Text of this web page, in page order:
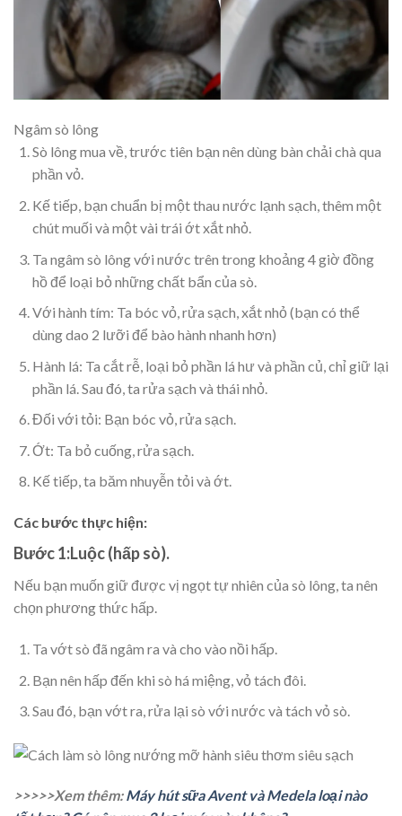
Ngâm sò lông
Sò lông mua về, trước tiên bạn nên dùng bàn chải chà qua
phần vỏ.
Kế tiếp, bạn chuẩn bị một thau nước lạnh sạch, thêm một
chút muối và một vài trái ớt xắt nhỏ.
Ta ngâm sò lông với nước trên trong khoảng 4 giờ đồng
hồ để loại bỏ những chất bẩn của sò.
Với hành tím: Ta bóc vỏ, rửa sạch, xắt nhỏ (bạn có thể
dùng dao 2 lưỡi để bào hành nhanh hơn)
Hành lá: Ta cắt rễ, loại bỏ phần lá hư và phần củ, chỉ giữ lại
phần lá. Sau đó, ta rửa sạch và thái nhỏ.
Đối với tỏi: Bạn bóc vỏ, rửa sạch.
Ớt: Ta bỏ cuống, rửa sạch.
Kế tiếp, ta băm nhuyễn tỏi và ớt.
Các bước thực hiện:
Bước 1:Luộc (hấp sò).
Nếu bạn muốn giữ được vị ngọt tự nhiên của sò lông, ta nên
chọn phương thức hấp.
Ta vớt sò đã ngâm ra và cho vào nồi hấp.
Bạn nên hấp đến khi sò há miệng, vỏ tách đôi.
Sau đó, bạn vớt ra, rửa lại sò với nước và tách vỏ sò.
>>>>>Xem thêm:Máy hút sữa Avent và Medela loại nào